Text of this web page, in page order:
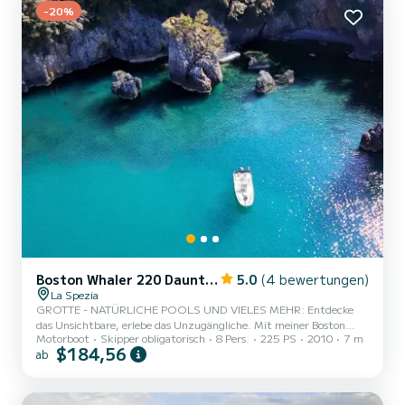
-20%
Boston Whaler 220 Dauntless 5.0 (4 bewertungen)
La Spezia
GROTTE - NATÜRLICHE POOLS UND VIELES MEHR: Entdecke
das Unsichtbare, erlebe das Unzugängliche. Mit meiner Boston
Whaler Dauntless 22', der amerikanischen Legende des Meeres,
erlebst du eine exklusive Erfahrung zwischen geheimen Buchten,
man nicht zu Fuß erreichen kann. Eine Ecke, die in der Zeit stehen
Motorboot Skipper obligatorisch 8 Pers. 225 PS 2010 7 m
ab $184,56